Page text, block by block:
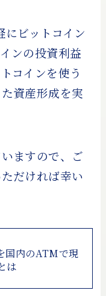
ビットコイン
ンの投資利益
コインを使う
資産形成を実
ますので、ご
だければ幸い
国内のATMで現
は